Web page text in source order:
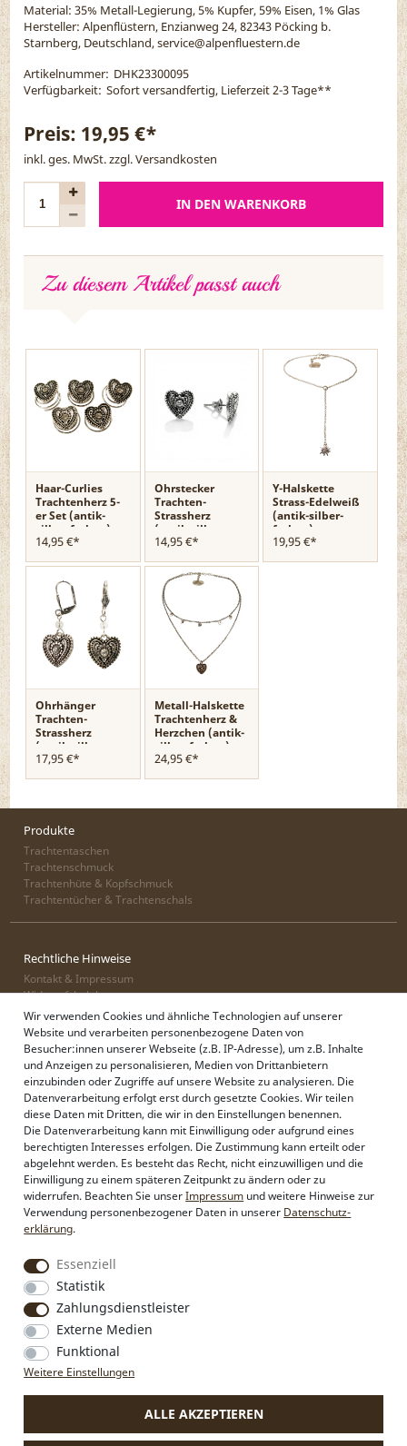
Material: 35% Metall-Legierung, 5% Kupfer, 59% Eisen, 1% Glas
Hersteller: Alpenflüstern, Enzianweg 24, 82343 Pöcking b.
Starnberg, Deutschland, service@alpenfluestern.de
Artikelnummer: DHK23300095
Verfügbarkeit: Sofort versandfertig, Lieferzeit 2-3 Tage**
Preis: 19,95 €*
inkl. ges. MwSt. zzgl.Versandkosten
IN DEN WARENKORB
Zu diesem Artikel passt auch
Haar-Curlies
Trachtenherz 5-
er Set (antik-
silber-farben)
14,95 €*
Ohrstecker
Trachten-
Strassherz
(antik-silber-
farben)
14,95 €*
Y-Halskette
Strass-Edelweiß
(antik-silber-
farben)
19,95 €*
Ohrhänger
Trachten-
Strassherz
(antik-silber-
farben)
17,95 €*
Metall-Halskette
Trachtenherz &
Herzchen (antik-
silber-farben)
24,95 €*
Produkte
Trachtentaschen
Trachtenschmuck
Trachtenhüte & Kopfschmuck
Trachtentücher & Trachtenschals
Rechtliche Hinweise
Kontakt & Impressum
Widerrufsbelehrung
Zahlung & Lieferung
Datenschutz
AGB
Alpenflüstern
Philosophie
Händlerbereich
Firmenkunden
Sonderanfertigungen
Pressebereich
Kontakt & Impressum
Social Media
Instagram
Facebook
VERTRAG WIDERRUFEN
Wir verwenden Cookies und ähnliche Technologien auf unserer
Website und verarbeiten personenbezogene Daten von
Besucher:innen unserer Webseite (z.B. IP-Adresse), um z.B. Inhalte
und Anzeigen zu personalisieren, Medien von Drittanbietern
einzubinden oder Zugriffe auf unsere Website zu analysieren. Die
Datenverarbeitung erfolgt erst durch gesetzte Cookies. Wir teilen
diese Daten mit Dritten, die wir in den Einstellungen benennen.
Die Datenverarbeitung kann mit Einwilligung oder aufgrund eines
berechtigten Interesses erfolgen. Die Zustimmung kann erteilt oder
abgelehnt werden. Es besteht das Recht, nicht einzuwilligen und die
Einwilligung zu einem späteren Zeitpunkt zu ändern oder zu
widerrufen. Beachten Sie unserImpressum und weitere Hinweise zur
Verwendung personenbezogener Daten in unserer Daten­schutz­
erklärung.
Essenziell
Statistik
Zahlungsdienstleister
Externe Medien
Funktional
Weitere Einstellungen
ALLE AKZEPTIEREN